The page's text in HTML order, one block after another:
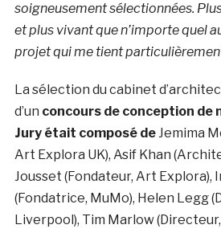
soigneusement sélectionnées.
et plus vivant que n’importe quel
projet qui me tient
La sélection du cabinet
d’un concours de conception de
Jury était composé deJemima
Art Explora UK), Asif Khan
Jousset (Fondateur, Art Explora),
(Fondatrice, MuMo), Helen Legg
Liverpool), Tim Marlow